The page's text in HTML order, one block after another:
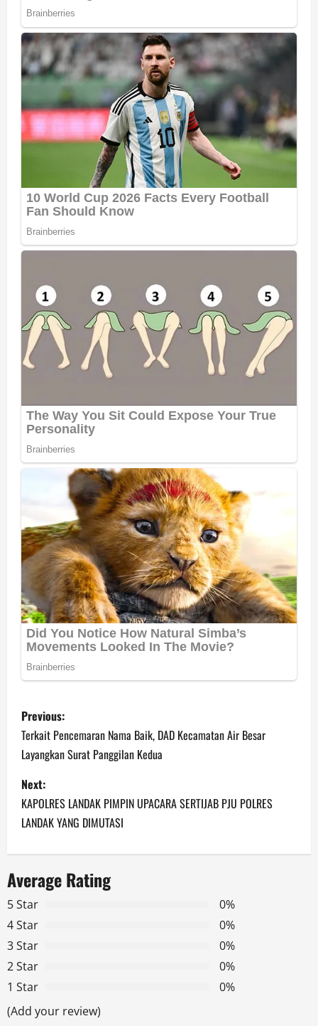
P
o
s
t
n
a
v
i
g
a
t
Previous:
Terkait Pencemaran Nama Baik, DAD Kecamatan Air Besar
Layangkan Surat Panggilan Kedua
Next:
KAPOLRES LANDAK PIMPIN UPACARA SERTIJAB PJU POLRES
LANDAK YANG DIMUTASI
Average Rating
5 Star
0%
4 Star
0%
3 Star
0%
2 Star
0%
1 Star
0%
(Add your review)